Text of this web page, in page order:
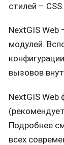
стилей –
NextGIS Web
модулей.
вызовов
NextGIS Web
Подробнее
всех